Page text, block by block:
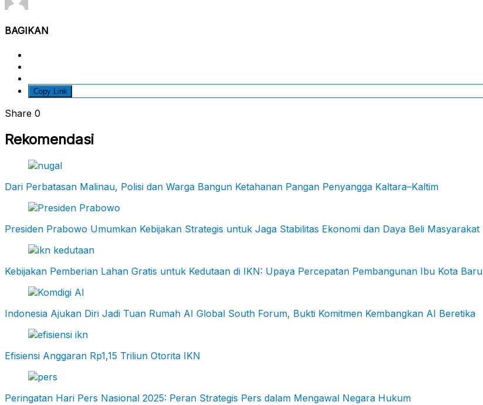
BAGIKAN
Copy Link
Share 0
Rekomendasi
Dari Perbatasan Malinau, Polisi dan Warga Bangun Ketahanan Pangan Penyangga Kaltara–Kaltim
Presiden Prabowo Umumkan Kebijakan Strategis untuk Jaga Stabilitas Ekonomi dan Daya Beli Masyarakat
Kebijakan Pemberian Lahan Gratis untuk Kedutaan di IKN: Upaya Percepatan Pembangunan Ibu Kota Baru
Indonesia Ajukan Diri Jadi Tuan Rumah AI Global South Forum, Bukti Komitmen Kembangkan AI Beretika
Efisiensi Anggaran Rp1,15 Triliun Otorita IKN
Peringatan Hari Pers Nasional 2025: Peran Strategis Pers dalam Mengawal Negara Hukum